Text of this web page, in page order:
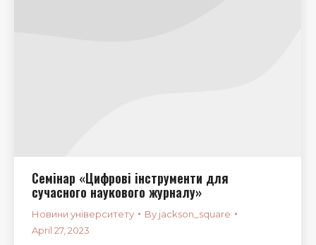
Семінар «Цифрові інструменти для
сучасного наукового журналу»
Новини університету By jackson_square
April 27, 2023